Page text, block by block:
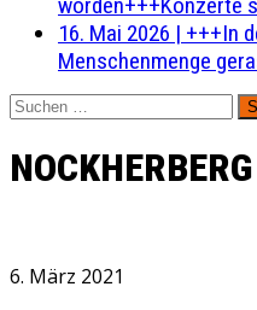
16. Mai 2026 | +++In
Menschenmenge
Suchen
nach:
NOCKHERBERG
6. März 2021